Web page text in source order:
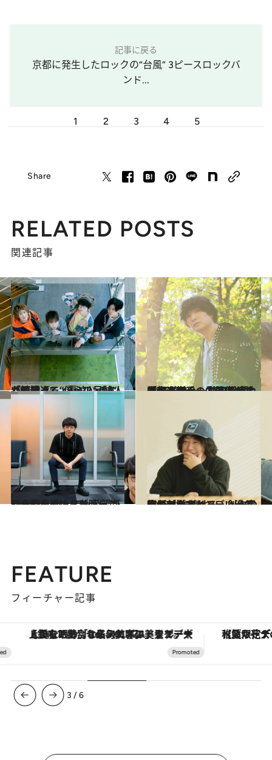
記事に戻る
京都に発生したロックの“台風” 3ピースロックバ
ンド...
1 2 3 4 5
Share
RELATED POSTS
関連記事
2023.3.14
「時間って、長さじゃなくて濃さ」 sumikaの4人が振り返る“僕らの足跡”
カルチャー 2021.12.22
「音楽が、一生苦楽を共にする相手」 菅田将暉や矢部浩之への曲提供が話題 石崎ひゅーいの原点と素顔を覗く
カルチャー
2021.9.8
崎山蒼志インタビュー コロナ禍のカオスな時代だからこそ 少しでも希望がある歌を歌いたい
カルチャー 2023.3.15
ライブがかっこいい、CD何周でも 聴ける、創作意欲が刺激される…… 渋谷直角が推すインディーズバンド
ファッション
FEATURE
フィーチャー記事
【銀座で出合う最旬美容】美髪ケアや上質な眠り…セルフケアのアップデートから、特別な名入れギフトまで。大人のための「ReFa GINZA」クルーズ 【夏限定ディナーコース】旬を
3 /6